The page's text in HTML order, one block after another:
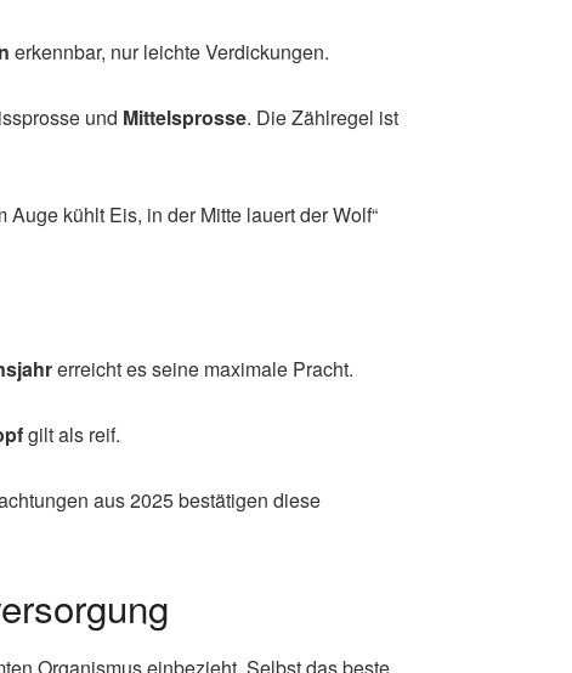
erkennbar, nur leichte Verdickungen.
und Mittelsprosse. Die Zählregel ist
kühlt Eis, in der Mitte lauert der Wolf“
erreicht es seine maximale Pracht.
gilt als reif.
aus 2025 bestätigen diese